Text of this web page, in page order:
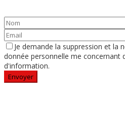
Je demande la suppression et la
donnée personnelle me concernant
d'information.